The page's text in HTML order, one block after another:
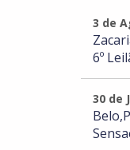
3 de
6º
30 de